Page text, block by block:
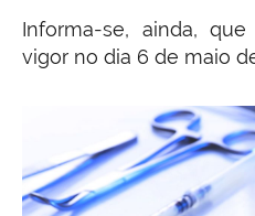
Informa-se, ainda,
vigor no dia 6 de maio